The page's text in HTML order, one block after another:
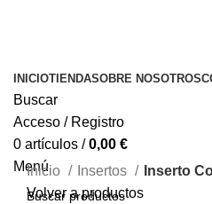
INICIOTIENDASOBRE NOSOTROS
Buscar
Acceso / Registro
0 artículos / 0,00 €
Menú
Inicio Insertos
Inserto
Volver a productos